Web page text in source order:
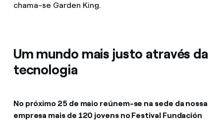
chama-se Garden King.
Um mundo mais justo através da
tecnologia
No próximo 25 de maio reúnem-se na sede da nossa
empresa mais de 120 jovens no Festival Fundación